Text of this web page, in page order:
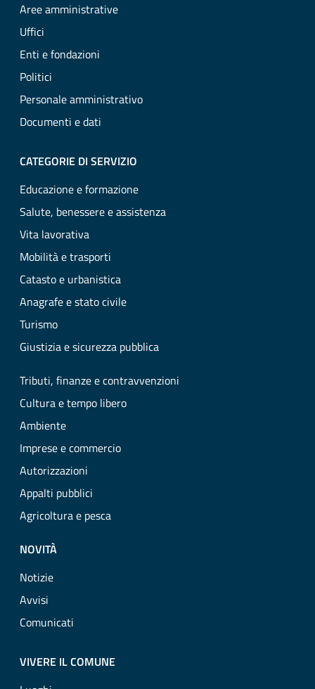
Aree amministrative
Uffici
Enti e fondazioni
Politici
Personale amministrativo
Documenti e dati
CATEGORIE DI SERVIZIO
Educazione e formazione
Salute, benessere e assistenza
Vita lavorativa
Mobilità e trasporti
Catasto e urbanistica
Anagrafe e stato civile
Turismo
Giustizia e sicurezza pubblica
Tributi, finanze e contravvenzioni
Cultura e tempo libero
Ambiente
Imprese e commercio
Autorizzazioni
Appalti pubblici
Agricoltura e pesca
NOVITÀ
Notizie
Avvisi
Comunicati
VIVERE IL COMUNE